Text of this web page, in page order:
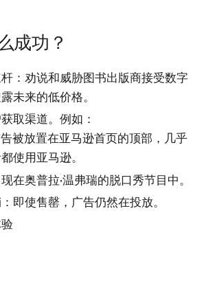
成功？
：劝说和威胁图书出版商接受数字
未来的低价格。
取渠道。例如：
被放置在亚马逊首页的顶部，几乎
使用亚马逊。
在奥普拉·温弗瑞的脱口秀节目中。
即使售罄，广告仍然在投放。